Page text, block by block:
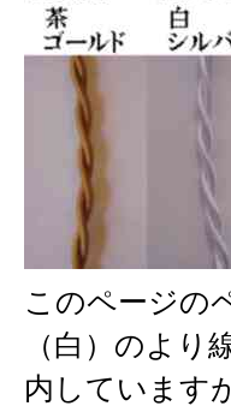
このページの
（白）のより
内しています